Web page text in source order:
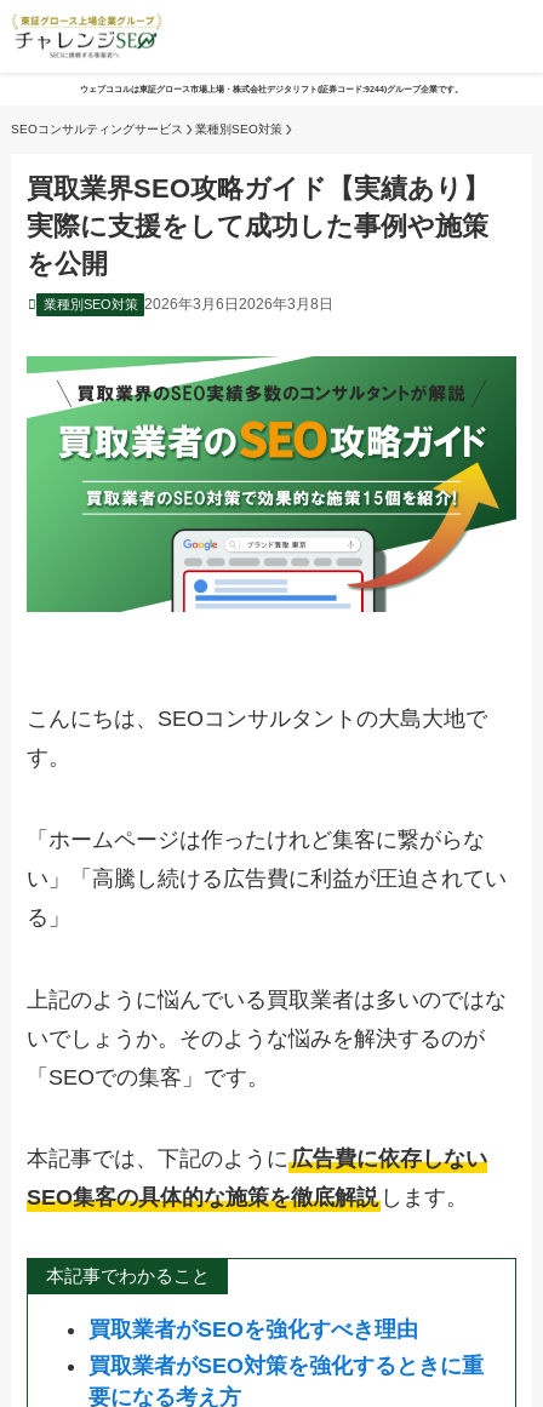
ウェブココルは東証グロース市場上場・株式会社デジタリフト(証券コード:9244)グループ企業です。
SEOコンサルティングサービス 業種別SEO対策
買取業界SEO攻略ガイド【実績あり】
実際に支援をして成功した事例や施策
を公開
業種別SEO対策 2026年3月6日2026年3月8日
こんにちは、SEOコンサルタントの大島大地で
す。
「ホームページは作ったけれど集客に繋がらな
い」「高騰し続ける広告費に利益が圧迫されてい
る」
上記のように悩んでいる買取業者は多いのではな
いでしょうか。そのような悩みを解決するのが
「SEOでの集客」です。
本記事では、下記のように広告費に依存しない
SEO集客の具体的な施策を徹底解説 します。
本記事でわかること
買取業者がSEOを強化すべき理由
買取業者がSEO対策を強化するときに重
要になる考え方